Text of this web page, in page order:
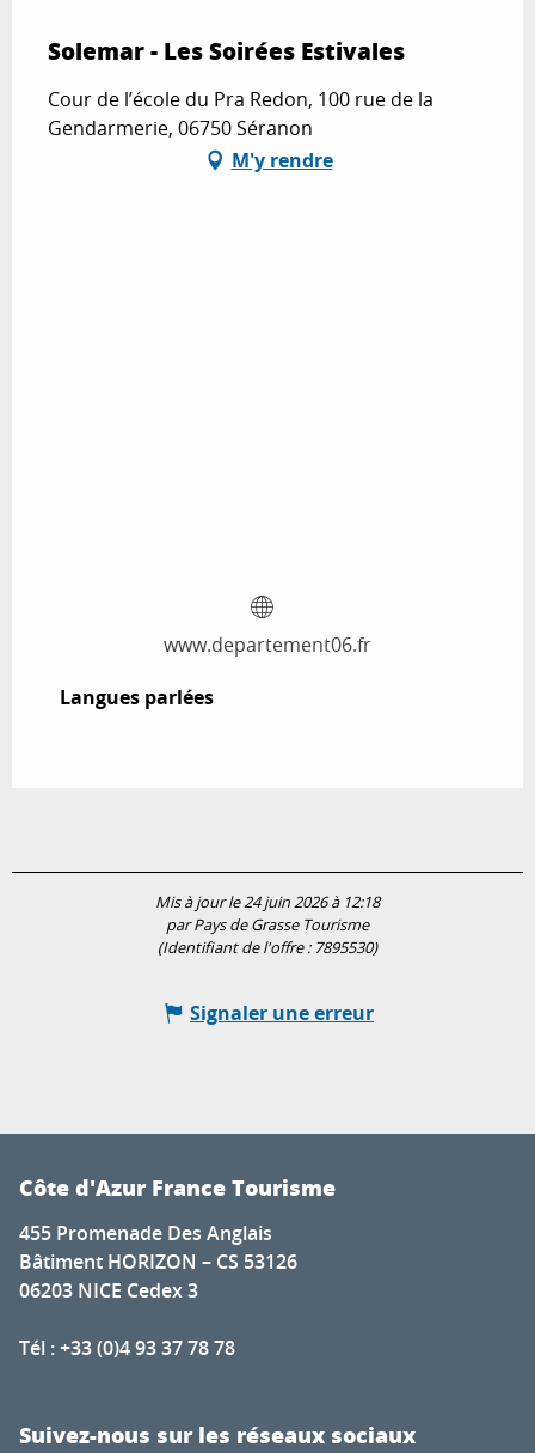
Solemar - Les Soirées Estivales
Cour de l’école du Pra Redon, 100 rue de la
Gendarmerie, 06750 Séranon
M'y rendre
www.departement06.fr
Langues parlées
Langues parlées
Mis à jour le 24 juin 2026 à 12:18
par Pays de Grasse Tourisme
(Identifiant de l'offre : 7895530)
Signaler une erreur
Côte d'Azur France Tourisme
455 Promenade Des Anglais
Bâtiment HORIZON – CS 53126
06203 NICE Cedex 3
Tél : +33 (0)4 93 37 78 78
Suivez-nous sur les réseaux sociaux